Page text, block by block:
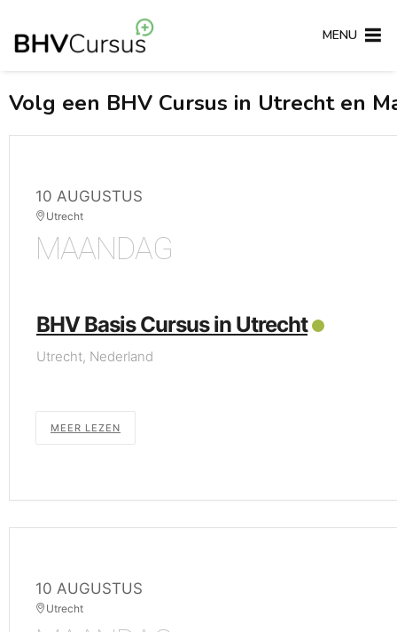
MENU
Volg een BHV Cursus in Utrecht en
10 AUGUSTUS
Utrecht
MAANDAG
BHV Basis Cursus in Utrecht
Utrecht, Nederland
MEER LEZEN
10 AUGUSTUS
Utrecht